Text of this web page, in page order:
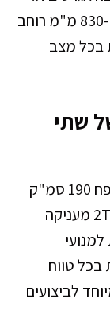
המימדים המדויקים – 2,167 מ"מ אורך ו-830 מ"מ רוחב
בכל מצב
שתי
בלב האופנוע פועם מנוע שתי פעימות בנפח 190 סמ"ק
המספק 10.98 כוחות סוס. טכנולוגיית ה-2T מעניקה
בכל טווח
לביצועים